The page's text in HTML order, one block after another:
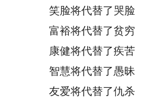
笑脸将代替了哭脸
富裕将代替了贫穷
康健将代替了疾苦
智慧将代替了愚昧
友爱将代替了仇杀